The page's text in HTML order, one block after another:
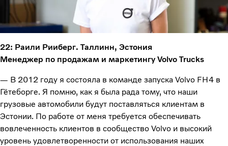
22: Раили Рииберг. Таллинн, Эстония
Менеджер по продажам и маркетингу Volvo Trucks
— В 2012 году я состояла в команде запуска Volvo FH4 в
Гётеборге. Я помню, как я была рада тому, что наши
грузовые автомобили будут поставляться клиентам в
Эстонии. По работе от меня требуется обеспечивать
вовлеченность клиентов в сообщество Volvo и высокий
уровень удовлетворенности от использования наших